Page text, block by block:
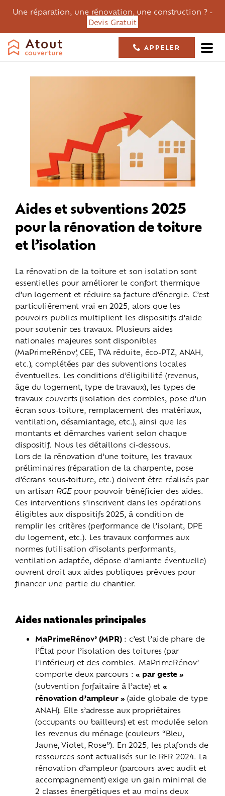
Une réparation, une rénovation, une construction ? -
Devis Gratuit
05 61 36 23 68
APPELER
Aides et subventions 2025
pour la rénovation de toiture
et l’isolation
La rénovation de la toiture et son isolation sont
essentielles pour améliorer le confort thermique
d’un logement et réduire sa facture d’énergie. C’est
particulièrement vrai en 2025, alors que les
pouvoirs publics multiplient les dispositifs d’aide
pour soutenir ces travaux. Plusieurs aides
nationales majeures sont disponibles
(MaPrimeRénov’, CEE, TVA réduite, éco-PTZ, ANAH,
etc.), complétées par des subventions locales
éventuelles. Les conditions d’éligibilité (revenus,
âge du logement, type de travaux), les types de
travaux couverts (isolation des combles, pose d’un
écran sous-toiture, remplacement des matériaux,
ventilation, désamiantage, etc.), ainsi que les
montants et démarches varient selon chaque
dispositif. Nous les détaillons ci-dessous.
Lors de la rénovation d’une toiture, les travaux
préliminaires (réparation de la charpente, pose
d’écrans sous-toiture, etc.) doivent être réalisés par
un artisan RGE pour pouvoir bénéficier des aides.
Ces interventions s’inscrivent dans les opérations
éligibles aux dispositifs 2025, à condition de
remplir les critères (performance de l’isolant, DPE
du logement, etc.). Les travaux conformes aux
normes (utilisation d’isolants performants,
ventilation adaptée, dépose d’amiante éventuelle)
ouvrent droit aux aides publiques prévues pour
financer une partie du chantier.
Aides nationales principales
MaPrimeRénov’ (MPR) : c’est l’aide phare de
l’État pour l’isolation des toitures (par
l’intérieur) et des combles. MaPrimeRénov’
comporte deux parcours :« par geste »
(subvention forfaitaire à l’acte) et«
rénovation d’ampleur » (aide globale de type
ANAH). Elle s’adresse aux propriétaires
(occupants ou bailleurs) et est modulée selon
les revenus du ménage (couleurs “Bleu,
Jaune, Violet, Rose”). En 2025, les plafonds de
ressources sont actualisés sur le RFR 2024. La
rénovation d’ampleur (parcours avec audit et
accompagnement) exige un gain minimal de
2 classes énergétiques et au moins deux